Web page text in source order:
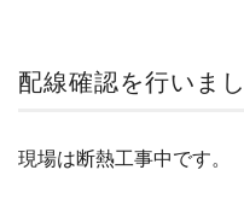
配線確認を行いま
現場は断熱工事中です。